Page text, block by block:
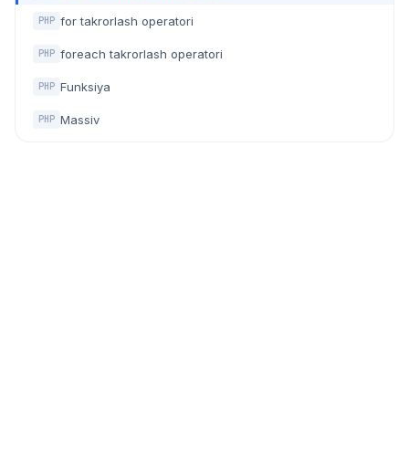
PHP for takrorlash operatori
PHP foreach takrorlash operatori
PHP Funksiya
PHP Massiv